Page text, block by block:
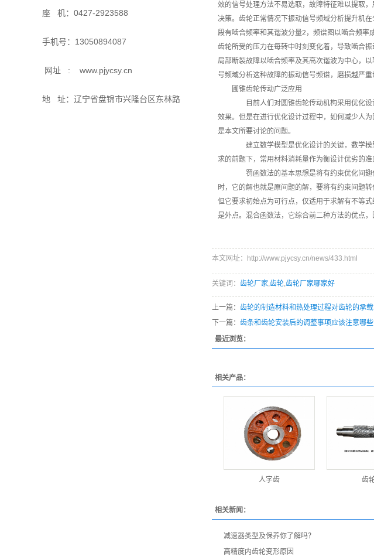
座 机：0427-2923588
手机号：13050894087
网址 : www.pjycsy.cn
地 址：辽宁省盘锦市兴隆台区东林路
效的信号处理方法不易选取，故障特征难以提取
决策。齿轮正常情况下振动信号频域分析提升机
段有啮合频率和其谐波分量2，频谱图以啮合频率
齿轮所受的压力在每转中时刻变化着，导致啮合
局部断裂故障以啮合频率及其高次谐波为中心，
号频域分析这种故障的振动信号频谱，磨损越严
圃锥齿轮传动广泛应用
目前人们对圆锥齿轮传动机构采用优化设
效果。但是在进行优化设计过程中，如何减少人
是本文所要讨论的问题。
建立数学模型是优化设计的关键，数学模
求的前题下，常用材料消耗量作为衡设计优劣的
罚函数法的基本思想是将有约束优化间翅
时，它的解也就是原间题的解，要将有约束间题
但它要求初始点为可行点，仅适用于求解有不等
是外点。混合函数法，它综合前二种方法的优点
本文网址：http://www.pjycsy.cn/news/433.html
关键词： 齿轮厂家,齿轮,齿轮厂家哪家好
上一篇： 齿轮的制造材料和热处理过程对齿轮的承
下一篇： 齿条和齿轮安装后的调整事项应该注意哪些
最近浏览：
相关产品：
人字齿 齿
相关新闻：
减速器类型及保养你了解吗？
高精度内齿轮变形原因